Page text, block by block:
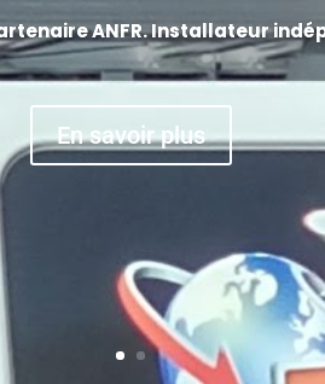
ANFR. Installateur
En savoir plus